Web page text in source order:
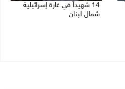
14 شهيداً في غارة إسرائيلية
شمال لبنان